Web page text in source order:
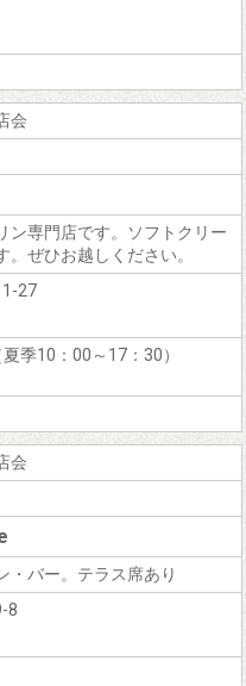
会
ン専門店です。ソフトクリー
ぜひお越しください。
27
季10：00～17：30）
会
・バー。テラス席あり
8